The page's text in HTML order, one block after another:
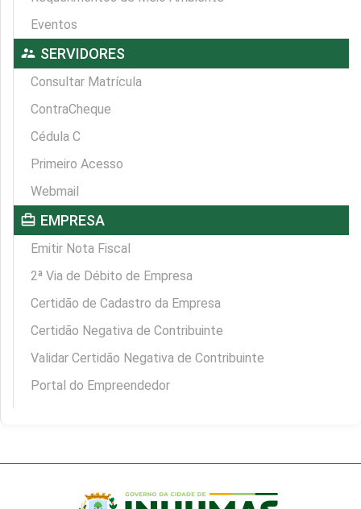
Eventos
supervisor_account SERVIDORES
Consultar Matrícula
ContraCheque
Cédula C
Primeiro Acesso
Webmail
card_travel EMPRESA
Emitir Nota Fiscal
2ª Via de Débito de Empresa
Certidão de Cadastro da Empresa
Certidão Negativa de Contribuinte
Validar Certidão Negativa de Contribuinte
Portal do Empreendedor